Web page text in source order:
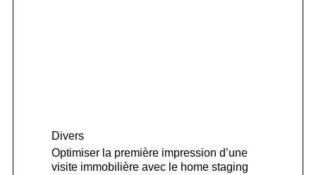
Divers
Optimiser la première impression d’une
visite immobilière avec le home staging